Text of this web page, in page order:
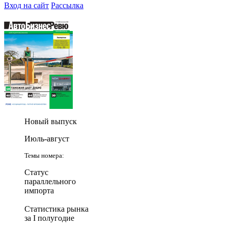
Вход на сайт Рассылка
Новый выпуск
Июль-август
Темы номера:
Статус
параллельного
импорта
Статистика рынка
за I полугодие